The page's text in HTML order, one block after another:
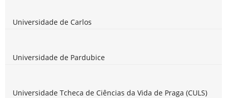
Universidade de Carlos
Universidade de Pardubice
Universidade Tcheca de Ciências da Vida de Praga (CULS)